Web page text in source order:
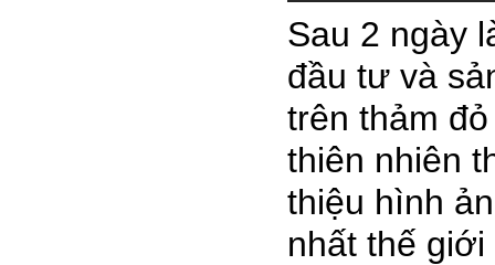
Sau 2 ngày
đầu tư và
trên thảm
thiên nhiên
thiệu hình
nhất thế giới